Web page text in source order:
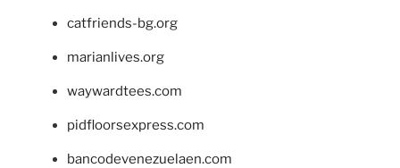
catfriends-bg.org
marianlives.org
waywardtees.com
pidfloorsexpress.com
bancodevenezuelaen.com